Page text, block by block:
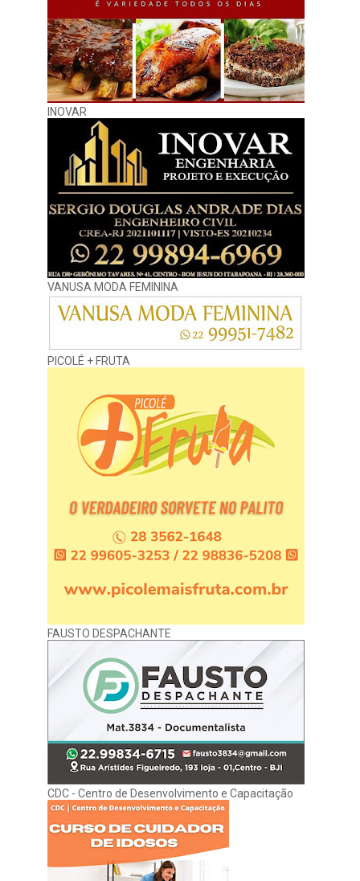
INOVAR
VANUSA MODA FEMININA
PICOLÉ + FRUTA
FAUSTO DESPACHANTE
CDC - Centro de Desenvolvimento e Capacitação